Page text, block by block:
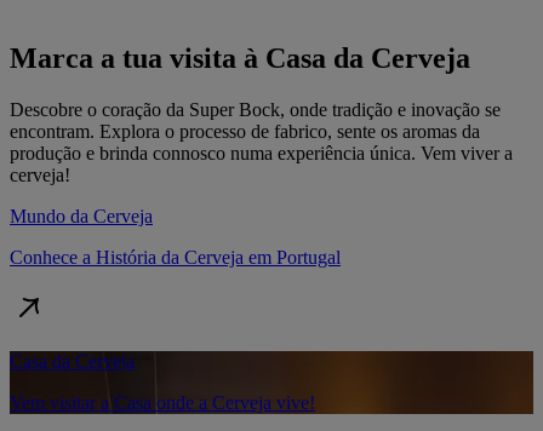
Marca a tua visita à Casa da Cerveja
Descobre o coração da Super Bock, onde tradição e inovação se
encontram. Explora o processo de fabrico, sente os aromas da
produção e brinda connosco numa experiência única. Vem viver a
cerveja!
Mundo da Cerveja
Conhece a História da Cerveja em Portugal
Casa da Cerveja
Vem visitar a Casa onde a Cerveja vive!